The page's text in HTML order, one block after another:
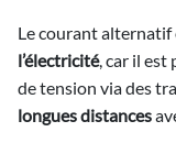
Le courant
l’électricité, car il est
de tension via des
longues distances